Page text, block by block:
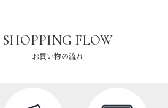
SHOPPING FLOW
お買い物の流れ